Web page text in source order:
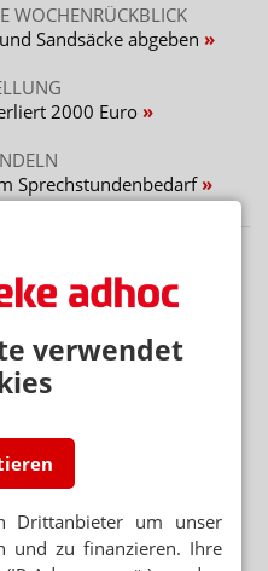
verwendet
Drittanbieter um unser
und zu finanzieren. Ihre
WOCHENRÜCKBLICK
Sandsäcke abgeben
2000 Euro
Sprechstundenbedarf